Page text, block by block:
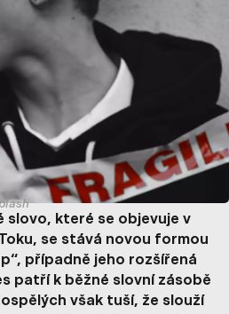
slovo, které se objevuje v
se stává novou formou
případně jeho rozšířená
patří k běžné slovní zásobě
však tuší, že slouží